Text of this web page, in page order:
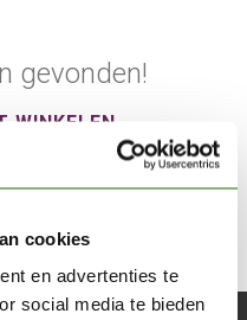
cookies
en advertenties te
social media te bieden
gevonden!
WINKELEN